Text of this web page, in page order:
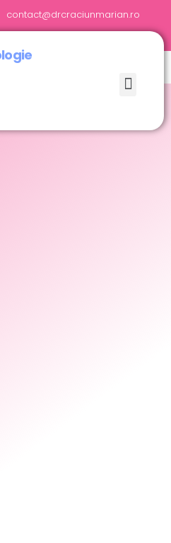
contact@drcraciunmarian.ro